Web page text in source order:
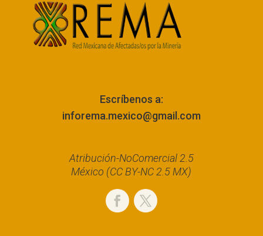
Escríbenos a:
inforema.mexico@gmail.com
Atribución-NoComercial 2.5
México (CC BY-NC 2.5 MX)